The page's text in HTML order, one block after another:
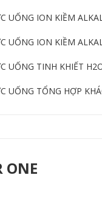
UỐNG ION KIỀM
UỐNG ION KIỀM
UỐNG TINH KHIẾT
UỐNG TỔNG HỢP
ONE